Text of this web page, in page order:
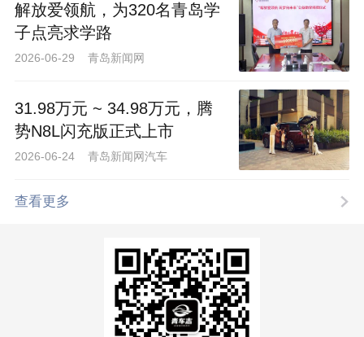
解放爱领航，为320名青岛学
子点亮求学路
2026-06-29 青岛新闻网
31.98万元 ~ 34.98万元，腾
势N8L闪充版正式上市
2026-06-24 青岛新闻网汽车
查看更多